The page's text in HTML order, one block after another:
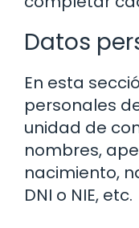
Datos
En esta
personales
unidad de
nombres,
nacimiento,
DNI o NIE, etc.